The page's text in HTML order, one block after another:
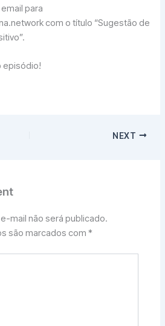
para
com o título “Sugestão de
episódio!
NEXT
mail não será publicado.
são marcados com*